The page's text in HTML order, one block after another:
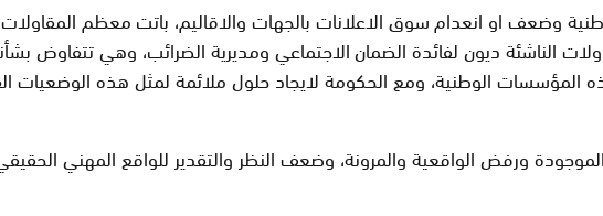
وضعف او انعدام سوق الاعلانات بالجهات والاقاليم، باتت معظم
ديون لفائدة الضمان الاجتماعي ومديرية الضرائب، وهي تتفاوض
المؤسسات الوطنية، ومع الحكومة لايجاد حلول ملائمة لمثل هذه الوضعيات
ورفض الواقعية والمرونة، وضعف النظر والتقدير للواقع المهني